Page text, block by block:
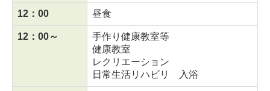
12：00 昼食
12：00～
手作り健康教室等
健康教室
レクリエーション
日常生活リハビリ 入浴